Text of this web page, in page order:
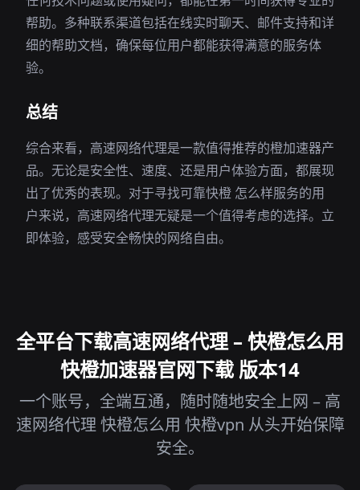
帮助。多种联系渠道包括在线实时聊天、邮件支持和详
细的帮助文档，确保每位用户都能获得满意的服务体
验。
总结
综合来看，高速网络代理是一款值得推荐的橙加速器产
品。无论是安全性、速度、还是用户体验方面，都展现
出了优秀的表现。对于寻找可靠快橙 怎么样服务的用
户来说，高速网络代理无疑是一个值得考虑的选择。立
即体验，感受安全畅快的网络自由。
全平台下载高速网络代理 – 快橙怎么用
快橙加速器官网下载 版本14
一个账号，全端互通，随时随地安全上网 – 高
速网络代理 快橙怎么用 快橙vpn 从头开始保障
安全。